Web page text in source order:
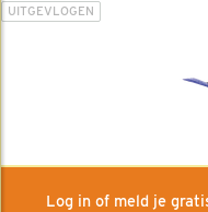
UITGEVLOGEN
Log in of meld je